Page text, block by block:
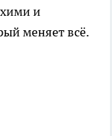
и
меняет всё.